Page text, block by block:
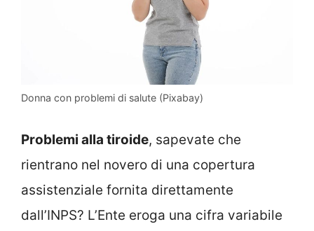
Donna con problemi di salute (Pixabay)
Problemi alla tiroide, sapevate che
rientrano nel novero di una copertura
assistenziale fornita direttamente
dall’INPS? L’Ente eroga una cifra variabile